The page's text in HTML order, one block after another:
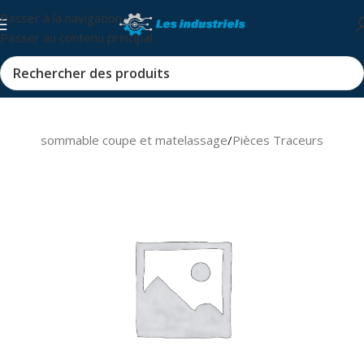
Passer à la navigation
Passer au contenu principal
et consommable coupe et matelassage/Pièces Traceurs